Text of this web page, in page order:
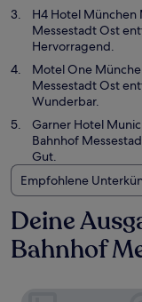
H4 Hotel München
Messestadt Ost
Hervorragend.
Motel One
Messestadt Ost
Wunderbar.
Garner Hotel
Bahnhof
Gut.
Empfohlene
Deine
Bahnhof